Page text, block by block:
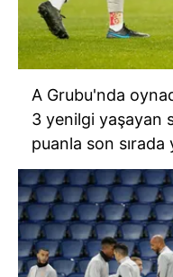
A Grubu'nda
3 yenilgi yaşayan
puanla son sırada